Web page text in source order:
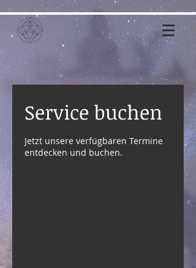
Service buchen
Jetzt unsere verfügbaren Termine
entdecken und buchen.